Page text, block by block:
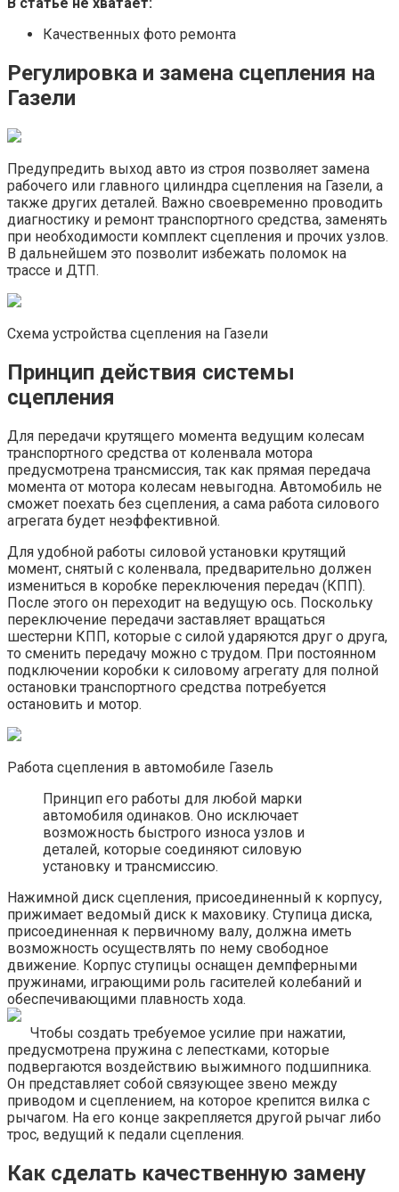
Качественных фото ремонта
Регулировка и замена сцепления на
Газели
Предупредить выход авто из строя позволяет замена
рабочего или главного цилиндра сцепления на Газели, а
также других деталей. Важно своевременно проводить
диагностику и ремонт транспортного средства, заменять
при необходимости комплект сцепления и прочих узлов.
В дальнейшем это позволит избежать поломок на
трассе и ДТП.
Схема устройства сцепления на Газели
Принцип действия системы
сцепления
Для передачи крутящего момента ведущим колесам
транспортного средства от коленвала мотора
предусмотрена трансмиссия, так как прямая передача
момента от мотора колесам невыгодна. Автомобиль не
сможет поехать без сцепления, а сама работа силового
агрегата будет неэффективной.
Для удобной работы силовой установки крутящий
момент, снятый с коленвала, предварительно должен
измениться в коробке переключения передач (КПП).
После этого он переходит на ведущую ось. Поскольку
переключение передачи заставляет вращаться
шестерни КПП, которые с силой ударяются друг о друга,
то сменить передачу можно с трудом. При постоянном
подключении коробки к силовому агрегату для полной
остановки транспортного средства потребуется
остановить и мотор.
Работа сцепления в автомобиле Газель
Принцип его работы для любой марки
автомобиля одинаков. Оно исключает
возможность быстрого износа узлов и
деталей, которые соединяют силовую
установку и трансмиссию.
Нажимной диск сцепления, присоединенный к корпусу,
прижимает ведомый диск к маховику. Ступица диска,
присоединенная к первичному валу, должна иметь
возможность осуществлять по нему свободное
движение. Корпус ступицы оснащен демпферными
пружинами, играющими роль гасителей колебаний и
обеспечивающими плавность хода.
Чтобы создать требуемое усилие при нажатии,
предусмотрена пружина с лепестками, которые
подвергаются воздействию выжимного подшипника.
Он представляет собой связующее звено между
приводом и сцеплением, на которое крепится вилка с
рычагом. На его конце закрепляется другой рычаг либо
трос, ведущий к педали сцепления.
Как сделать качественную замену